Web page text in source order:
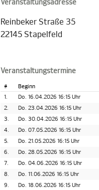
Veranstaltungsadresse
Reinbeker Straße 35
22145 Stapelfeld
Veranstaltungstermine
# Beginn
1.
Do. 16.04.2026 16:15 Uhr
2.
Do. 23.04.2026 16:15 Uhr
3.
Do. 30.04.2026 16:15 Uhr
4.
Do. 07.05.2026 16:15 Uhr
5.
Do. 21.05.2026 16:15 Uhr
6.
Do. 28.05.2026 16:15 Uhr
7.
Do. 04.06.2026 16:15 Uhr
8.
Do. 11.06.2026 16:15 Uhr
9.
Do. 18.06.2026 16:15 Uhr